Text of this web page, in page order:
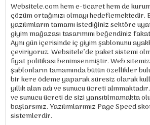
Websitele.com hem e-ticaret hem de
çözüm ortağınızı olmayı
yazılımların tamamı istediğiniz sektöre
giyim mağazası tasarımını beğendiniz
Aynı gün içerisinde iç giyim şablonunu
çeviriyoruz. Websitele’de paket sistemi
fiyat politikası benimsenmiştir. Web
şablonların tamamında bütün özellikler
bir kere ödeme yaparak süresiz olarak
yıllık alan adı ve sunucu ücreti
ve sunucu ücreti de sizi yansıtılmamakta
başlarsınız. Yazılımlarımız Page Speed
sistemlerdir.